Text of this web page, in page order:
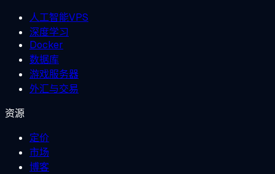
人工智能VPS
深度学习
Docker
数据库
游戏服务器
外汇与交易
资源
定价
市场
博客